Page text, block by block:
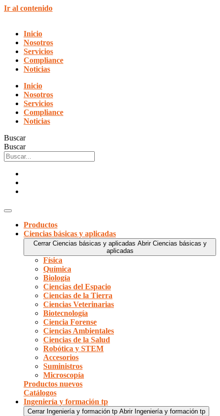
Ir al contenido
Inicio
Nosotros
Servicios
Compliance
Noticias
Inicio
Nosotros
Servicios
Compliance
Noticias
Buscar
Buscar
Productos
Ciencias básicas y aplicadas
Cerrar Ciencias básicas y aplicadas Abrir Ciencias básicas y
aplicadas
Física
Química
Biología
Ciencias del Espacio
Ciencias de la Tierra
Ciencias Veterinarias
Biotecnología
Ciencia Forense
Ciencias Ambientales
Ciencias de la Salud
Robótica y STEM
Accesorios
Suministros
Microscopía
Productos nuevos
Catálogos
Ingeniería y formación tp
Cerrar Ingeniería y formación tp Abrir Ingeniería y formación tp